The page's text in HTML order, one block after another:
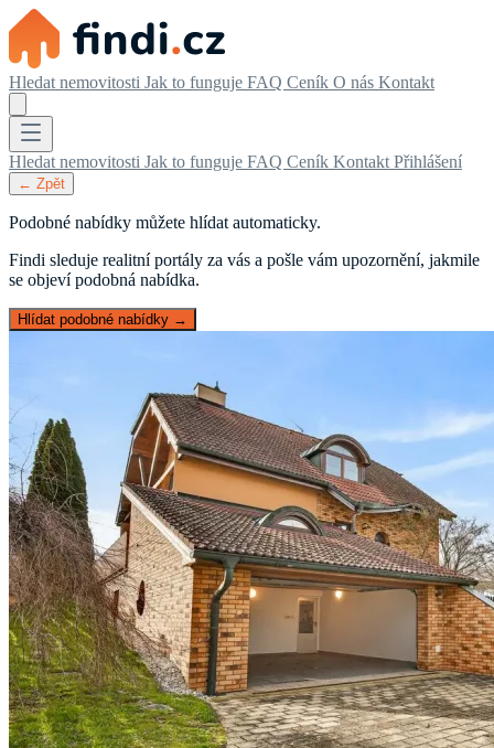
Hledat nemovitosti Jak to funguje FAQ Ceník O nás Kontakt
Hledat nemovitosti Jak to funguje FAQ Ceník Kontakt Přihlášení
← Zpět
Podobné nabídky můžete hlídat automaticky.
Findi sleduje realitní portály za vás a pošle vám upozornění, jakmile
se objeví podobná nabídka.
Hlídat podobné nabídky →